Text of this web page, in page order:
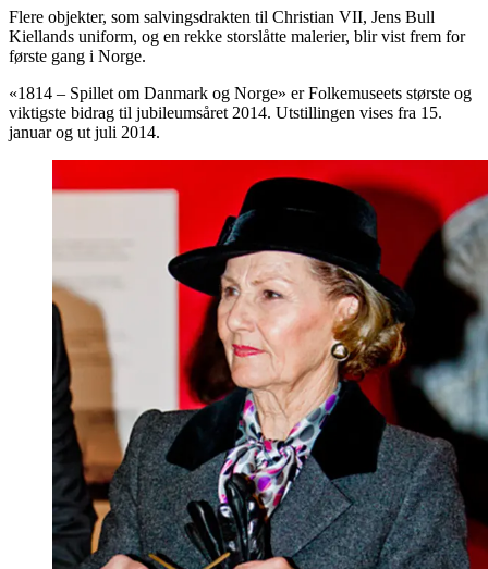
Flere objekter, som salvingsdrakten til Christian VII, Jens Bull
Kiellands uniform, og en rekke storslåtte malerier, blir vist frem for
første gang i Norge.
«1814 – Spillet om Danmark og Norge» er Folkemuseets største og
viktigste bidrag til jubileumsåret 2014. Utstillingen vises fra 15.
januar og ut juli 2014.